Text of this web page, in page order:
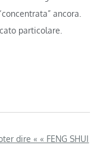
ancora.
particolare.
dire « « FENG SHUI